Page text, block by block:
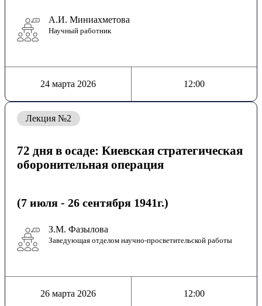
А.И. Миниахметова
Научный работник
24 марта 2026 12:00
Лекция №2
72 дня в осаде: Киевская стратегическая
оборонительная операция
(7 июля - 26 сентября 1941г.)
З.М. Фазылова
Заведующая отделом научно-просветительской работы
26 марта 2026 12:00